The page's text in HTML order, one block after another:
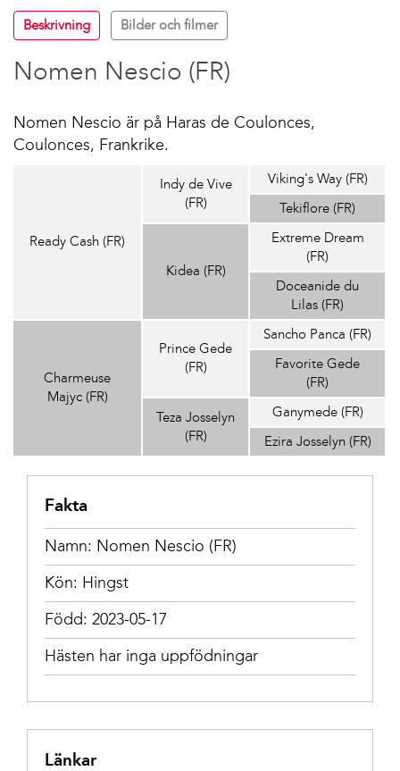
Beskrivning Bilder och filmer
Nomen Nescio (FR)
Nomen Nescio är på Haras de Coulonces,
Coulonces, Frankrike.
Ready Cash (FR)
Indy de Vive
(FR)
Viking's Way (FR)
Tekiflore (FR)
Kidea (FR)
Extreme Dream
(FR)
Doceanide du
Lilas (FR)
Charmeuse
Majyc (FR)
Prince Gede
(FR)
Sancho Panca (FR)
Favorite Gede
(FR)
Teza Josselyn
(FR)
Ganymede (FR)
Ezira Josselyn (FR)
Fakta
Namn: Nomen Nescio (FR)
Kön: Hingst
Född: 2023-05-17
Hästen har inga uppfödningar
Länkar